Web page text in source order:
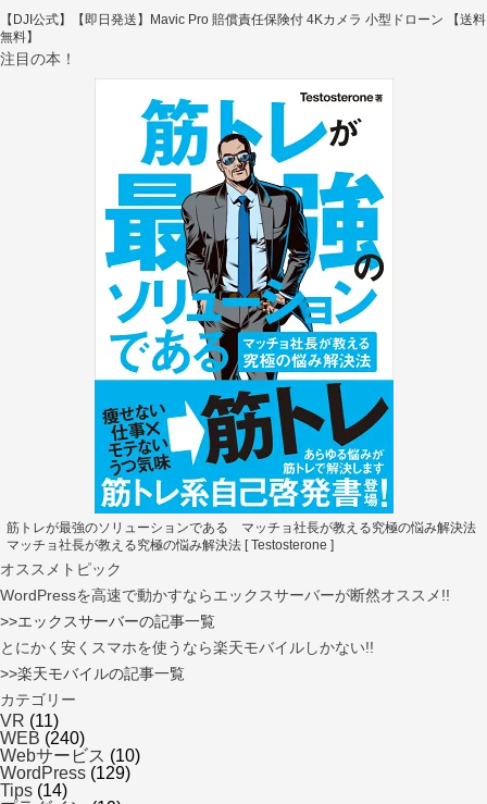
【DJI公式】【即日発送】Mavic Pro 賠償責任保険付 4Kカメラ 小型ドローン 【送料
無料】
注目の本！
筋トレが最強のソリューションである マッチョ社長が教える究極の悩み解決法
マッチョ社長が教える究極の悩み解決法 [ Testosterone ]
オススメトピック
WordPressを高速で動かすならエックスサーバーが断然オススメ!!
>>エックスサーバーの記事一覧
とにかく安くスマホを使うなら楽天モバイルしかない!!
>>楽天モバイルの記事一覧
カテゴリー
VR (11)
WEB (240)
Webサービス (10)
WordPress (129)
Tips (14)